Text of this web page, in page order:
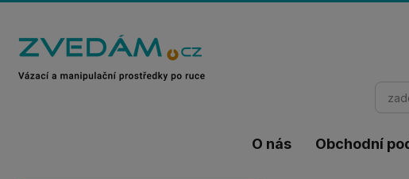
O nás Obchodní